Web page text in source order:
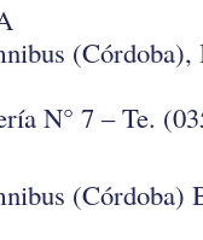
N° 7 – Te.
(Córdoba)